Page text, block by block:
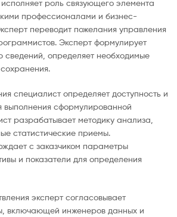
роль связующего элемента
профессионалами и бизнес-
переводит пожелания управления
Эксперт формулирует
сведений, определяет необходимые
специалист определяет доступность и
выполнения сформулированной
разрабатывает методику анализа,
статистические приемы.
с заказчиком параметры
и показатели для определения
эксперт согласовывает
включающей инженеров данных и